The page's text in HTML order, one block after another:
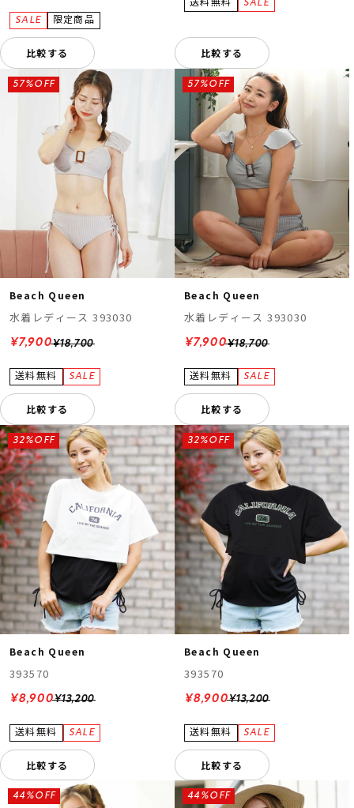
比較する 比較する
Beach Queen
水着レディース 393030
¥18,700
57%OFF
¥7,900
比較する
Beach Queen
水着レディース 393030
¥18,700
57%OFF
¥7,900
比較する
Beach Queen
393570
¥13,200
32%OFF
¥8,900
比較する
Beach Queen
393570
¥13,200
32%OFF
¥8,900
比較する
44%OFF 44%OFF